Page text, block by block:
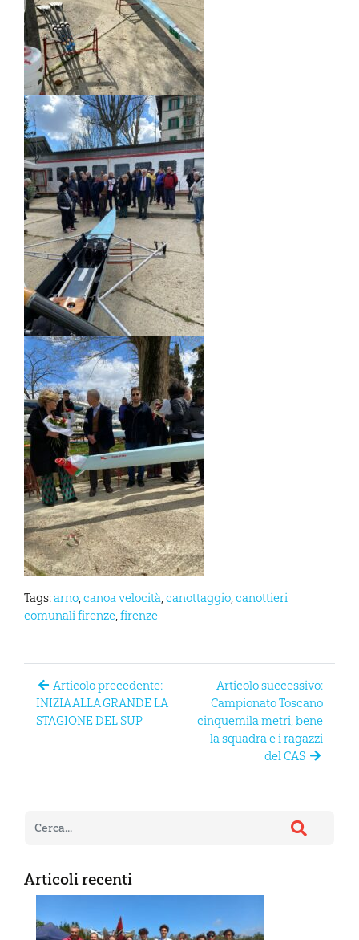
Tags:arno,canoa velocità,canottaggio,canottieri
comunali firenze,firenze
Articolo precedente:
INIZIA ALLA GRANDE LA
STAGIONE DEL SUP
Articolo successivo:
Campionato Toscano
cinquemila metri, bene
la squadra e i ragazzi
del CAS
Articoli recenti